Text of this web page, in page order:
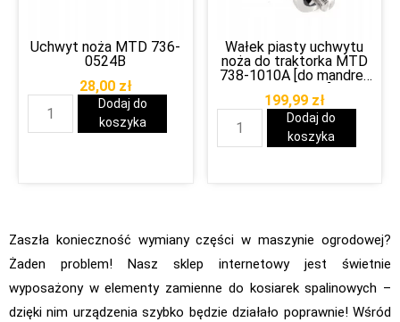
Uchwyt noża MTD 736-
0524B
28,00 zł
Dodaj do
koszyka
Wałek piasty uchwytu
noża do traktorka MTD
738-1010A [do mandreli
199,99 zł
Dodaj do
koszyka
Zaszła konieczność wymiany części w maszynie ogrodowej?
Żaden problem! Nasz sklep internetowy jest świetnie
wyposażony w elementy zamienne do kosiarek spalinowych –
dzięki nim urządzenia szybko będzie działało poprawnie! Wśród